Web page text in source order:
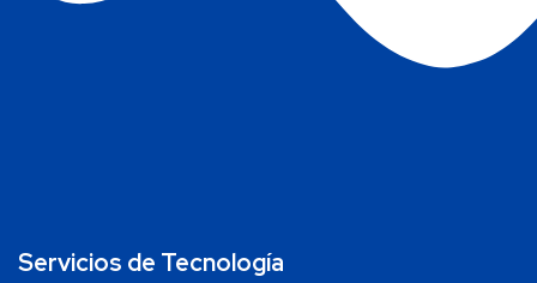
Servicios de Tecnología